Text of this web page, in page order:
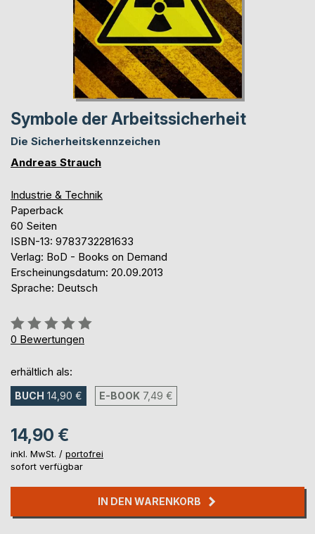
Symbole der Arbeitssicherheit
Die Sicherheitskennzeichen
Andreas Strauch
Industrie & Technik
Paperback
60 Seiten
ISBN-13: 9783732281633
Verlag: BoD - Books on Demand
Erscheinungsdatum: 20.09.2013
Sprache: Deutsch
Bewertung::
0%
0 Bewertungen
erhältlich als:
BUCH 14,90 € E-BOOK 7,49 €
14,90 €
inkl. MwSt. / portofrei
sofort verfügbar
IN DEN WARENKORB